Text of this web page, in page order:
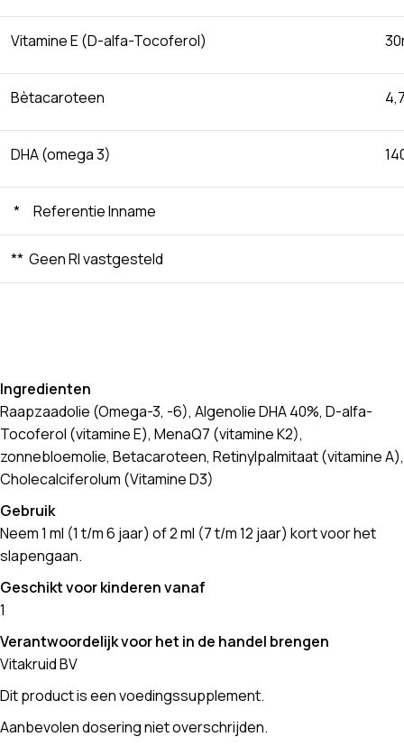
Vitamine E (D-alfa-Tocoferol)
Bètacaroteen
DHA (omega 3)
* Referentie Inname
** Geen RI vastgesteld
Ingredienten
Raapzaadolie (Omega-3, -6), Algenolie DHA 40%, D-alfa-
Tocoferol (vitamine E), MenaQ7 (vitamine K2),
zonnebloemolie, Betacaroteen, Retinylpalmitaat (vitamine A),
Cholecalciferolum (Vitamine D3)
Gebruik
Neem 1 ml (1 t/m 6 jaar) of 2 ml (7 t/m 12 jaar) kort voor het
slapengaan.
Geschikt voor kinderen vanaf
1
Verantwoordelijk voor het in de handel brengen
Vitakruid BV
Dit product is een voedingssupplement.
Aanbevolen dosering niet overschrijden.